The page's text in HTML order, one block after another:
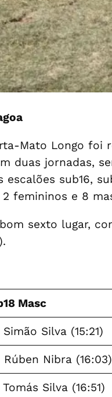
Mato Longo foi
duas jornadas,
sub16,
femininos e 8
sexto lugar,
Masc
Simão Silva (15:21)
Rúben Nibra (16:03)
Tomás Silva (16:51)